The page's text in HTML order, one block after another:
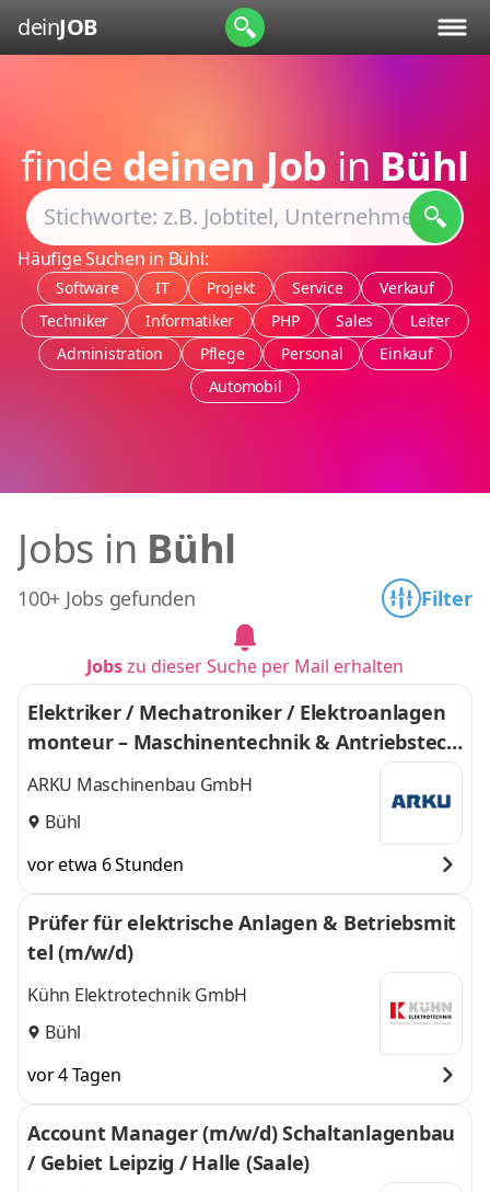
deinJOB
finde deinen Job in Bühl
Häufige Suchen in Bühl:
Software IT Projekt Service
Verkauf
Techniker
Informatiker PHP Sales
Leiter
Administration
Pflege Personal
Einkauf
Automobil
Jobs in Bühl
100+ Jobs gefunden Filter
Jobszu dieser Suche per Mail erhalten
Elektriker / Mechatroniker / Elektroanlagen
monteur – Maschinentechnik & Antriebstech
nik (m/w/d)
ARKU Maschinenbau GmbH
Bühl
vor etwa 6 Stunden
Prüfer für elektrische Anlagen & Betriebsmit
tel (m/w/d)
Kühn Elektrotechnik GmbH
Bühl
vor 4 Tagen
Account Manager (m/w/d) Schaltanlagenbau
/ Gebiet Leipzig / Halle (Saale)